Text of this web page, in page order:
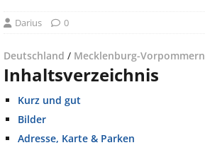
Darius 0
Deutschland / Mecklenburg-Vorpommern
Inhaltsverzeichnis
Kurz und gut
Bilder
Adresse, Karte & Parken